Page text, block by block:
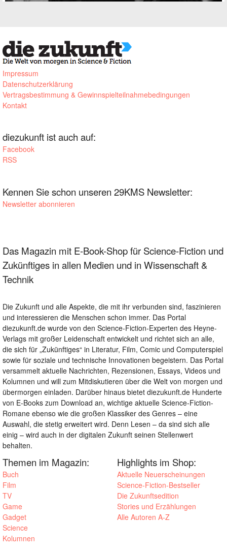
Impressum
Datenschutzerklärung
Vertragsbestimmung & Gewinnspielteilnahmebedingungen
Kontakt
diezukunft ist auch auf:
Facebook
RSS
Kennen Sie schon unseren 29KMS Newsletter:
Newsletter abonnieren
Das Magazin mit E-Book-Shop für Science-Fiction und
Zukünftiges in allen Medien und in Wissenschaft &
Technik
Die Zukunft und alle Aspekte, die mit ihr verbunden sind, faszinieren
und interessieren die Menschen schon immer. Das Portal
diezukunft.de wurde von den Science-Fiction-Experten des Heyne-
Verlags mit großer Leidenschaft entwickelt und richtet sich an alle,
die sich für „Zukünftiges“ in Literatur, Film, Comic und Computerspiel
sowie für soziale und technische Innovationen begeistern. Das Portal
versammelt aktuelle Nachrichten, Rezensionen, Essays, Videos und
Kolumnen und will zum Mitdiskutieren über die Welt von morgen und
übermorgen einladen. Darüber hinaus bietet diezukunft.de Hunderte
von E-Books zum Download an, wichtige aktuelle Science-Fiction-
Romane ebenso wie die großen Klassiker des Genres – eine
Auswahl, die stetig erweitert wird. Denn Lesen – da sind sich alle
einig – wird auch in der digitalen Zukunft seinen Stellenwert
behalten.
Themen im Magazin:
Buch
Film
TV
Game
Gadget
Science
Kolumnen
Highlights im Shop:
Aktuelle Neuerscheinungen
Science-Fiction-Bestseller
Die Zukunftsedition
Stories und Erzählungen
Alle Autoren A-Z